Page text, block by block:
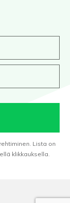
Lista on
klikkauksella.